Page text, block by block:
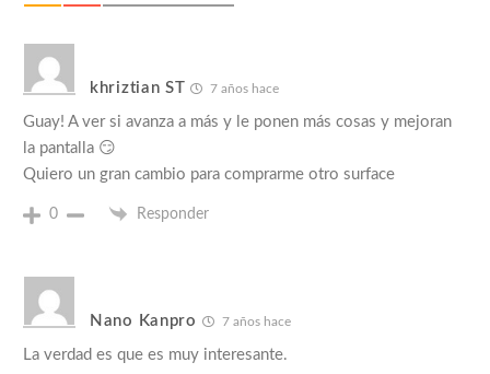
khriztian ST 7 años hace
Guay! A ver si avanza a más y le ponen más cosas y mejoran
la pantalla 😏
Quiero un gran cambio para comprarme otro surface
0 Responder
Nano Kanpro 7 años hace
La verdad es que es muy interesante.